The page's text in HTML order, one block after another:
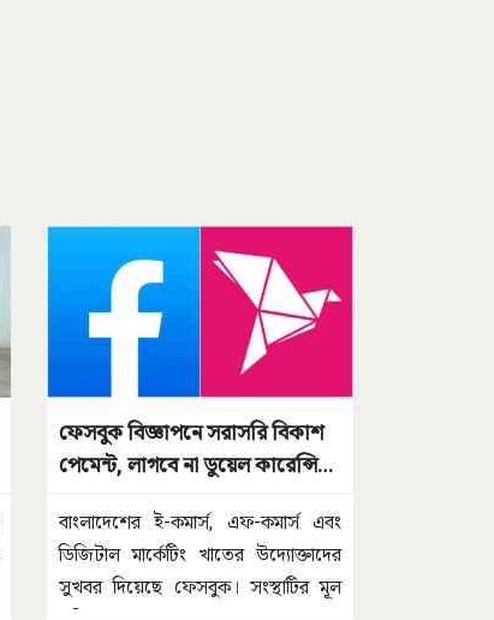
ফেসবুক বিজ্ঞাপনে সরাসরি বিকাশ
পেমেন্ট, লাগবে না ডুয়েল কারেন্সি
বাংলাদেশের ই-কমার্স, এফ-কমার্স এবং
ডিজিটাল মার্কেটিং খাতের উদ্যোক্তাদের
সুখবর দিয়েছে ফেসবুক। সংস্থাটির মূল